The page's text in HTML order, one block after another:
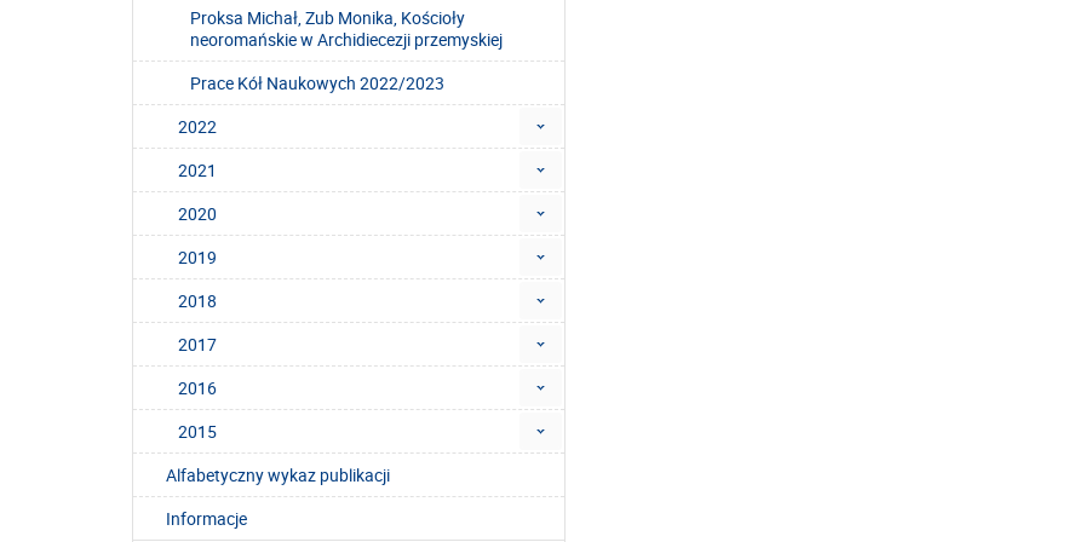
Proksa Michał, Zub Monika, Kościoły
neoromańskie w Archidiecezji przemyskiej
Prace Kół Naukowych 2022/2023
2022
2021
2020
2019
2018
2017
2016
2015
Alfabetyczny wykaz publikacji
Informacje